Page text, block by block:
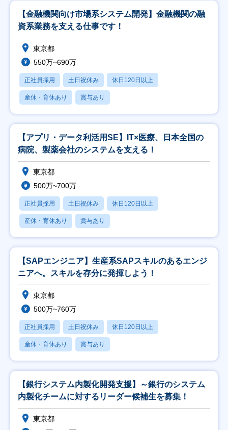
【金融機関向け市場系システム開発】金融機関の融
資系業務を支える仕事です！
東京都
550万~690万
正社員採用 土日祝休み 休日120日以上
産休・育休あり 賞与あり
【アプリ・データ利活用SE】IT×医療、日本全国の
病院、製薬会社のシステムを支える！
東京都
500万~700万
正社員採用 土日祝休み 休日120日以上
産休・育休あり 賞与あり
【SAPエンジニア】生産系SAPスキルのあるエンジ
ニアへ。スキルを存分に発揮しよう！
東京都
500万~760万
正社員採用 土日祝休み 休日120日以上
産休・育休あり 賞与あり
【銀行システム内製化開発支援】～銀行のシステム
内製化チームに対するリーダー候補生を募集！
東京都